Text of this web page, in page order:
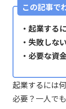
この記事で
・起業する
・失敗しな
・必要な資
起業するには
必要？一人で